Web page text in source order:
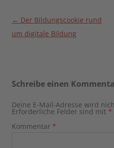
Beitragsnavigation
← Der Bildungscookie rund
um digitale Bildung
Schreibe einen
Deine E-Mail-Adresse wird
Erforderliche Felder sind mit *
Kommentar *